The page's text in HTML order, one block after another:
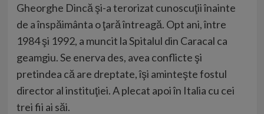
Gheorghe Dincă şi-a terorizat cunoscuţii înainte
de a înspăimânta o ţară întreagă. Opt ani, între
1984 şi 1992, a muncit la Spitalul din Caracal ca
geamgiu. Se enerva des, avea conflicte şi
pretindea că are dreptate, îşi aminteşte fostul
director al instituţiei. A plecat apoi în Italia cu cei
trei fii ai săi.